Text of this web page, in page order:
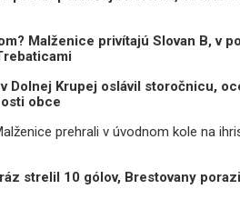
Malženice privítajú Slovan B, v
Dolnej Krupej oslávil storočnicu,
obce
prehrali v úvodnom kole na
strelil 10 gólov, Brestovany